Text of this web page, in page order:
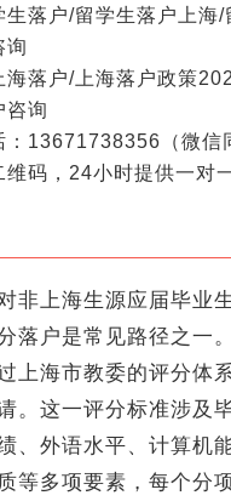
生落户/留学生落户上海/
询
海落户/上海落户政策
咨询
：13671738356（微信
维码，24小时提供一对
上海生源应届毕业生
落户是常见路径之一
上海市教委的评分体
。这一评分标准涉及
、外语水平、计算机
等多项要素，每个分